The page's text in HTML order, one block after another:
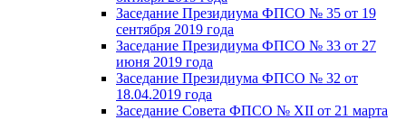
Заседание Президиума ФПСО № 35 от 19
сентября 2019 года
Заседание Президиума ФПСО № 33 от 27
июня 2019 года
Заседание Президиума ФПСО № 32 от
18.04.2019 года
Заседание Совета ФПСО № XII от 21 марта